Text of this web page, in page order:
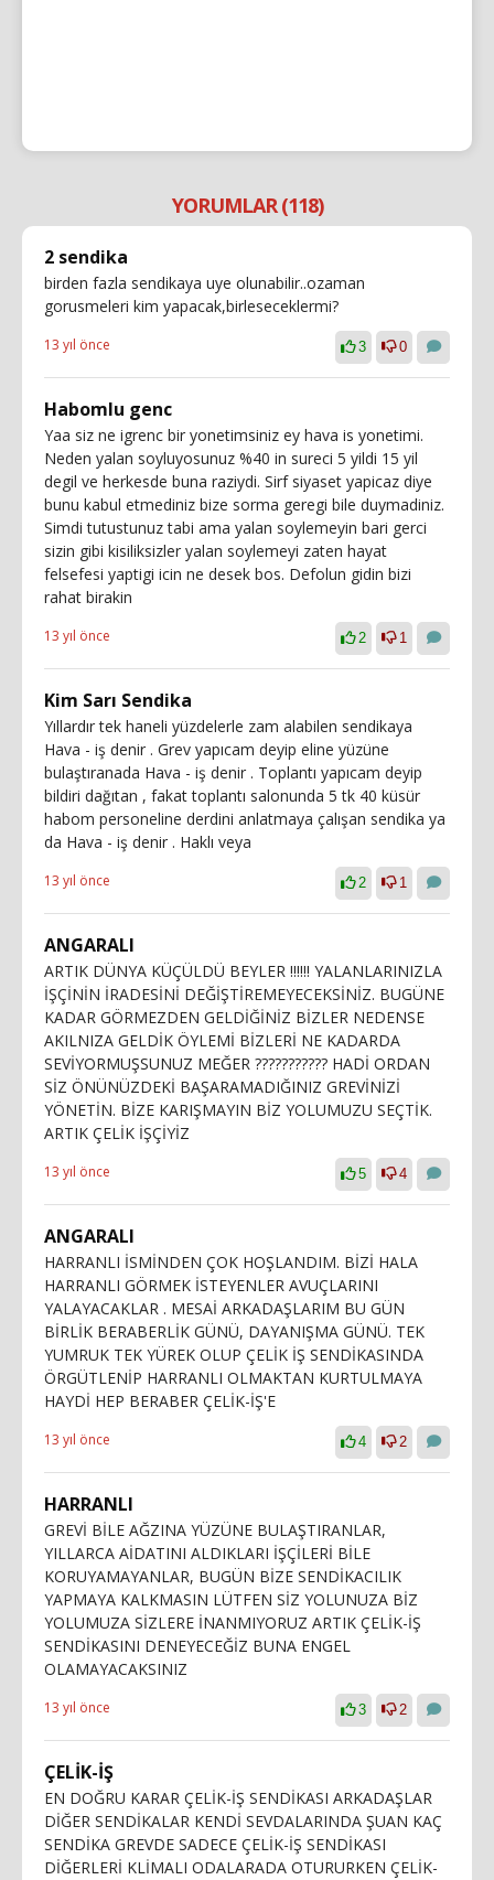
YORUMLAR (118)
2 sendika
birden fazla sendikaya uye olunabilir..ozaman
gorusmeleri kim yapacak,birleseceklermi?
13 yıl önce 3 0
Habomlu genc
Yaa siz ne igrenc bir yonetimsiniz ey hava is yonetimi.
Neden yalan soyluyosunuz %40 in sureci 5 yildi 15 yil
degil ve herkesde buna raziydi. Sirf siyaset yapicaz diye
bunu kabul etmediniz bize sorma geregi bile duymadiniz.
Simdi tutustunuz tabi ama yalan soylemeyin bari gerci
sizin gibi kisiliksizler yalan soylemeyi zaten hayat
felsefesi yaptigi icin ne desek bos. Defolun gidin bizi
rahat birakin
13 yıl önce 2 1
Kim Sarı Sendika
Yıllardır tek haneli yüzdelerle zam alabilen sendikaya
Hava - iş denir . Grev yapıcam deyip eline yüzüne
bulaştıranada Hava - iş denir . Toplantı yapıcam deyip
bildiri dağıtan , fakat toplantı salonunda 5 tk 40 küsür
habom personeline derdini anlatmaya çalışan sendika ya
da Hava - iş denir . Haklı veya
13 yıl önce 2 1
ANGARALI
ARTIK DÜNYA KÜÇÜLDÜ BEYLER !!!!!! YALANLARINIZLA
İŞÇİNİN İRADESİNİ DEĞİŞTİREMEYECEKSİNİZ. BUGÜNE
KADAR GÖRMEZDEN GELDİĞİNİZ BİZLER NEDENSE
AKILNIZA GELDİK ÖYLEMİ BİZLERİ NE KADARDA
SEVİYORMUŞSUNUZ MEĞER ??????????? HADİ ORDAN
SİZ ÖNÜNÜZDEKİ BAŞARAMADIĞINIZ GREVİNİZİ
YÖNETİN. BİZE KARIŞMAYIN BİZ YOLUMUZU SEÇTİK.
ARTIK ÇELİK İŞÇİYİZ
13 yıl önce 5 4
ANGARALI
HARRANLI İSMİNDEN ÇOK HOŞLANDIM. BİZİ HALA
HARRANLI GÖRMEK İSTEYENLER AVUÇLARINI
YALAYACAKLAR . MESAİ ARKADAŞLARIM BU GÜN
BİRLİK BERABERLİK GÜNÜ, DAYANIŞMA GÜNÜ. TEK
YUMRUK TEK YÜREK OLUP ÇELİK İŞ SENDİKASINDA
ÖRGÜTLENİP HARRANLI OLMAKTAN KURTULMAYA
HAYDİ HEP BERABER ÇELİK-İŞ'E
13 yıl önce 4 2
HARRANLI
GREVİ BİLE AĞZINA YÜZÜNE BULAŞTIRANLAR,
YILLARCA AİDATINI ALDIKLARI İŞÇİLERİ BİLE
KORUYAMAYANLAR, BUGÜN BİZE SENDİKACILIK
YAPMAYA KALKMASIN LÜTFEN SİZ YOLUNUZA BİZ
YOLUMUZA SİZLERE İNANMIYORUZ ARTIK ÇELİK-İŞ
SENDİKASINI DENEYECEĞİZ BUNA ENGEL
OLAMAYACAKSINIZ
13 yıl önce 3 2
ÇELİK-İŞ
EN DOĞRU KARAR ÇELİK-İŞ SENDİKASI ARKADAŞLAR
DİĞER SENDİKALAR KENDİ SEVDALARINDA ŞUAN KAÇ
SENDİKA GREVDE SADECE ÇELİK-İŞ SENDİKASI
DİĞERLERİ KLİMALI ODALARADA OTURURKEN ÇELİK-